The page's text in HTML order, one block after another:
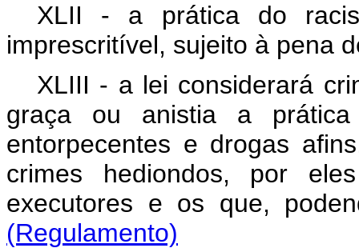
XLII - a prática do
imprescritível, sujeito à pena
XLIII - a lei considerará
graça ou anistia a
entorpecentes e drogas
crimes hediondos, por
executores e os que,
(Regulamento)